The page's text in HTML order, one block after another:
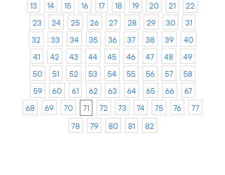
13
14 15 16 17 18 19 20 21
22
23
24 25 26 27 28 29 30
31
32
33 34 35 36 37 38 39
40
41
42 43 44 45 46 47 48
49
50
51 52 53 54 55 56 57
58
59
60 61 62 63 64 65 66
67
68
69 70 71 72 73 74 75 76
77
78
79 80 81 82